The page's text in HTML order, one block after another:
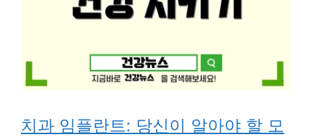
치과 임플란트: 당신이 알아야 할 모